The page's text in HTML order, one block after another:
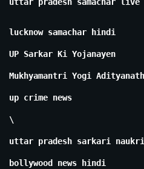
uttar pradesh samachar live
lucknow samachar hindi
UP Sarkar Ki Yojanayen
Mukhyamantri Yogi
up crime news
\
uttar pradesh sarkari naukri
bollywood news hindi